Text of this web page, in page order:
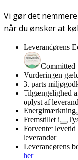
Vi gør det
når du ønsker at
Leverandørens
Committed
Vurderingen
3. parts
Tilgængelighed
oplyst af
Energimærkning
Fremstillet i
Forventet levetid
leverandør
Leverandørens
her